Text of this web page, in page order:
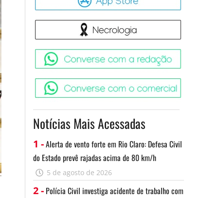
Notícias Mais Acessadas
1 -Alerta de vento forte em Rio Claro: Defesa Civil
do Estado prevê rajadas acima de 80 km/h
5 de agosto de 2026
2 - Polícia Civil investiga acidente de trabalho com